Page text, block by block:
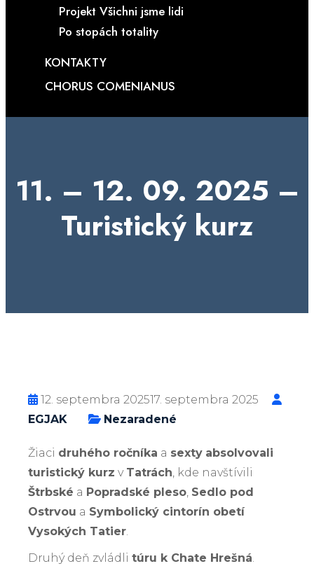
Projekt Všichni jsme lidi
Po stopách totality
KONTAKTY
CHORUS COMENIANUS
11. – 12. 09. 2025 –
Turistický kurz
12. septembra 202517. septembra 2025
EGJAK
Nezaradené
Žiaci druhého ročníka a sexty absolvovali
turistický kurz v Tatrách, kde navštívili
Štrbské a Popradské pleso, Sedlo pod
Ostrvou a Symbolický cintorín obetí
Vysokých Tatier.
Druhý deň zvládli túru k Chate Hrešná.